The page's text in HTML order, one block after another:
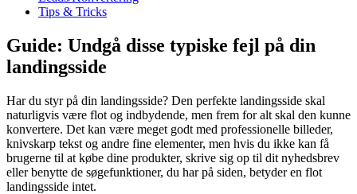
Tips & Tricks
Guide: Undgå disse typiske fejl på din
landingsside
Har du styr på din landingsside? Den perfekte landingsside skal
naturligvis være flot og indbydende, men frem for alt skal den kunne
konvertere. Det kan være meget godt med professionelle billeder,
knivskarp tekst og andre fine elementer, men hvis du ikke kan få
brugerne til at købe dine produkter, skrive sig op til dit nyhedsbrev
eller benytte de søgefunktioner, du har på siden, betyder en flot
landingsside intet.